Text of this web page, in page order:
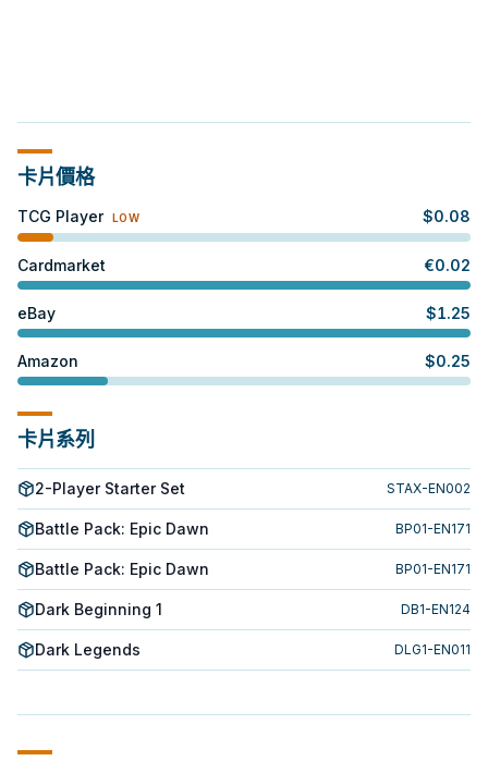
卡片價格
TCG Player LOW $0.08
Cardmarket €0.02
eBay $1.25
Amazon $0.25
卡片系列
2-Player Starter Set STAX-EN002
Battle Pack: Epic Dawn BP01-EN171
Battle Pack: Epic Dawn BP01-EN171
Dark Beginning 1 DB1-EN124
Dark Legends DLG1-EN011